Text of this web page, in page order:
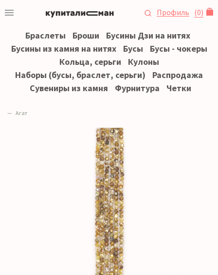
Профиль (0)
Браслеты Броши
Бусины Дзи на нитях
Бусины из камня на нитях
Бусы
Бусы - чокеры
Кольца, серьги
Кулоны
Наборы (бусы, браслет, серьги)
Распродажа
Сувениры из камня
Фурнитура Четки
Агат